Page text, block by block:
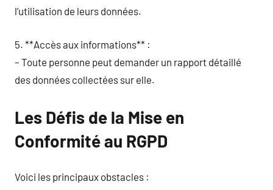
l’utilisation de leurs données.
5. **Accès aux informations** :
– Toute personne peut demander un rapport détaillé
des données collectées sur elle.
Les Défis de la Mise en
Conformité au RGPD
Voici les principaux obstacles :